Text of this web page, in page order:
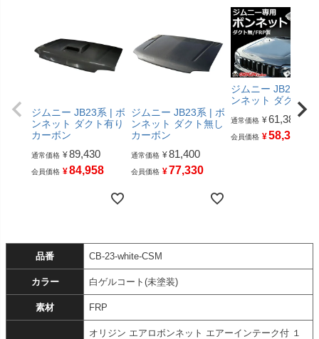
ジムニー JB23系 | ボ
ンネット ダクト有り
カーボン
通常価格 ¥89,430
会員価格 ¥84,958
ジムニー JB23系 | ボ
ンネット ダクト無し
カーボン
通常価格 ¥81,400
会員価格 ¥77,330
ジムニー JB23系 |
ンネット ダクト無
通常価格 ¥61,380
会員価格 ¥58,311
品番 CB-23-white-CSM
カラー 白ゲルコート(未塗装)
素材 FRP
オリジン エアロボンネット エアーインテーク付 １